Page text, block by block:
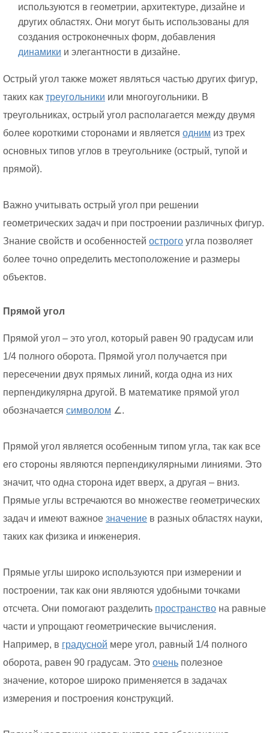
используются в геометрии, архитектуре, дизайне и
других областях. Они могут быть использованы для
создания остроконечных форм, добавления
динамики и элегантности в дизайне.
Острый угол также может являться частью других фигур,
таких как треугольники или многоугольники. В
треугольниках, острый угол располагается между двумя
более короткими сторонами и является одним из трех
основных типов углов в треугольнике (острый, тупой и
прямой).
Важно учитывать острый угол при решении
геометрических задач и при построении различных фигур.
Знание свойств и особенностей острого угла позволяет
более точно определить местоположение и размеры
объектов.
Прямой угол
Прямой угол – это угол, который равен 90 градусам или
1/4 полного оборота. Прямой угол получается при
пересечении двух прямых линий, когда одна из них
перпендикулярна другой. В математике прямой угол
обозначается символом ∠.
Прямой угол является особенным типом угла, так как все
его стороны являются перпендикулярными линиями. Это
значит, что одна сторона идет вверх, а другая – вниз.
Прямые углы встречаются во множестве геометрических
задач и имеют важное значение в разных областях науки,
таких как физика и инженерия.
Прямые углы широко используются при измерении и
построении, так как они являются удобными точками
отсчета. Они помогают разделить пространство на равные
части и упрощают геометрические вычисления.
Например, в градусной мере угол, равный 1/4 полного
оборота, равен 90 градусам. Это очень полезное
значение, которое широко применяется в задачах
измерения и построения конструкций.